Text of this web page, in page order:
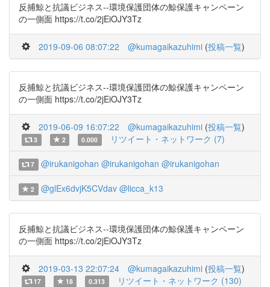
反捕鯨と抗議ビジネス--環境保護団体の鯨保護キャンペーン
の一側面 https://t.co/2jEiOJY3Tz
2019-09-06 08:07:22 @kumagaikazuhimi (投稿一覧)
反捕鯨と抗議ビジネス--環境保護団体の鯨保護キャンペーン
の一側面 https://t.co/2jEiOJY3Tz
2019-06-09 16:07:22 @kumagaikazuhimi (投稿一覧)
3 2 0.000 リツイート・ネットワーク (7)
7 @irukanigohan @irukanigohan @irukanigohan
2 @glEx6dvjK5CVdav @licca_k13
反捕鯨と抗議ビジネス--環境保護団体の鯨保護キャンペーン
の一側面 https://t.co/2jEiOJY3Tz
2019-03-13 22:07:24 @kumagaikazuhimi (投稿一覧)
17 18 0.313 リツイート・ネットワーク (130)